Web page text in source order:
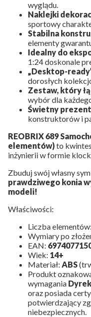
wyglądu.
Naklejki
sportowy
Stabilna
elementy
Idealny do
1:24 doskonale
„Desktop-
dorosłych
Zestaw, który
wybór dla
Świetny prezent
konstruktorów i
REOBRIX 689
elementów)to
inżynierii w formie
Zbuduj swój własny
prawdziwego konia
modeli!
Właściwości:
Liczba elementów:
Wymiary po
EAN:
Wiek: 14+
Materiał: ABS
Produkt
wymagania
oraz posiada
potwierdzający
niebezpiecznych.